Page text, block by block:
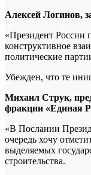
Алексей Логинов,
«Президент России
конструктивное
политические
Убежден, что те
Михаил Струк,
фракции «Единая
«В Послании
очередь хочу
выделяемых
строительства.